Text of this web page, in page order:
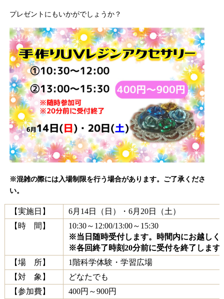
プレゼントにもいかがでしょうか？
※混雑の際には入場制限を行う場合があります。ご了承くださ
い。
【実施日】
6月14日（日）・6月20日（土）
【時 間】
10:30～12:00/13:00～15:30
※当日随時受付します。時間内にお越しく
※各回終了時刻20分前に受付を終了します
【場 所】
1階科学体験・学習広場
【対 象】
どなたでも
【参加費】
400円～900円